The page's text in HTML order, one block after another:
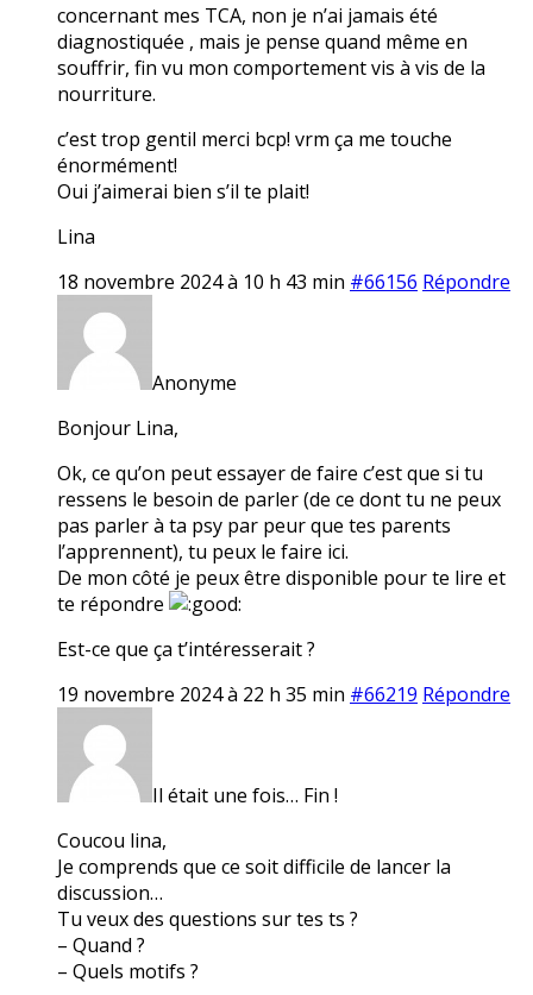
concernant mes TCA, non je n’ai jamais été
diagnostiquée , mais je pense quand même en
souffrir, fin vu mon comportement vis à vis de la
nourriture.
c’est trop gentil merci bcp! vrm ça me touche
énormément!
Oui j’aimerai bien s’il te plait!
Lina
18 novembre 2024 à 10 h 43 min #66156 Répondre
Anonyme
Bonjour Lina,
Ok, ce qu’on peut essayer de faire c’est que si tu
ressens le besoin de parler (de ce dont tu ne peux
pas parler à ta psy par peur que tes parents
l’apprennent), tu peux le faire ici.
De mon côté je peux être disponible pour te lire et
te répondre
Est-ce que ça t’intéresserait ?
19 novembre 2024 à 22 h 35 min #66219 Répondre
Il était une fois… Fin !
Coucou lina,
Je comprends que ce soit difficile de lancer la
discussion…
Tu veux des questions sur tes ts ?
– Quand ?
– Quels motifs ?